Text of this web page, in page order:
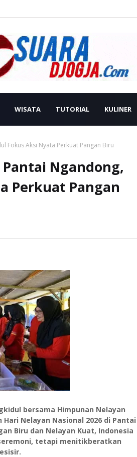
WISATA TUTORIAL KULINER
Fokus Aksi Nyata Perkuat Pangan Biru
Ngandong,
Perkuat Pangan
bersama Himpunan Nelayan
Nelayan Nasional 2026 di Pantai
Biru dan Nelayan Kuat, Indonesia
tetapi menitikberatkan